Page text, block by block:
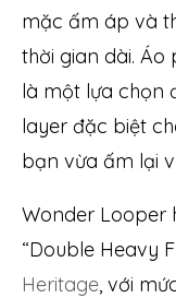
mặc ấm áp và
thời gian dài.
là một lựa chọn
layer đặc biệt
bạn vừa ấm lại
Wonder Looper
“Double Heavy
Heritage, với